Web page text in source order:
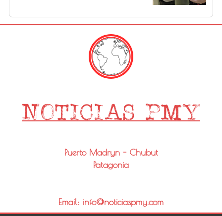
Puerto Madryn - Chubut
Patagonia
Email: info@noticiaspmy.com